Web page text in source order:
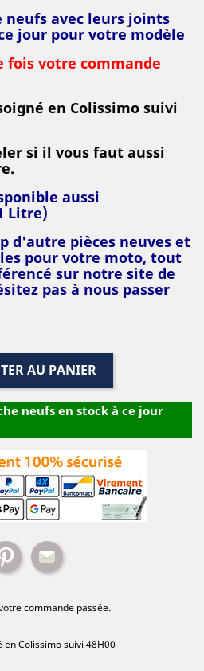
neufs avec leurs joints
jour pour votre modèle
fois votre commande
en Colissimo suivi
si il vous faut aussi
aussi
Litre)
d'autre pièces neuves et
pour votre moto, tout
sur notre site de
pas à nous passer
AU PANIER
neufs en stock à ce jour
Pinterest
commande passée.
Colissimo suivi 48H00